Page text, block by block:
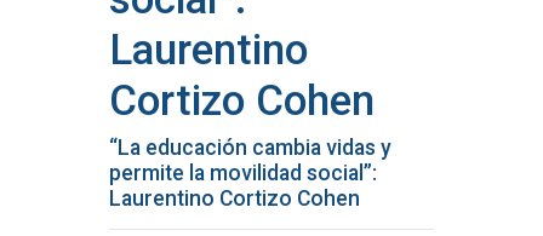
Laurentino
Cortizo Cohen
“La educación cambia vidas y
permite la movilidad social”:
Laurentino Cortizo Cohen